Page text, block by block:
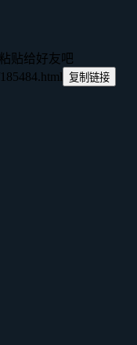
贴给好友吧
复制链接